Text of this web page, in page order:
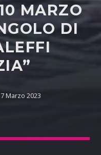
MARZO
DI
7 Marzo 2023